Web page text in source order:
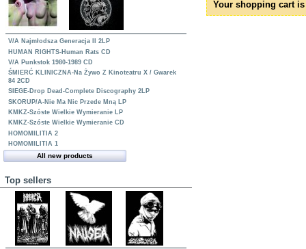
V/A Najmłodsza Generacja II 2LP
HUMAN RIGHTS-Human Rats CD
V/A Punkstok 1980-1989 CD
ŚMIERĆ KLINICZNA-Na Żywo Z Kinoteatru X / Gwarek
84 2CD
SIEGE-Drop Dead-Complete Discography 2LP
SKORUP/A-Nie Ma Nic Przede Mną LP
KMKZ-Szóste Wielkie Wymieranie LP
KMKZ-Szóste Wielkie Wymieranie CD
HOMOMILITIA 2
HOMOMILITIA 1
All new products
Top sellers
Your shopping cart